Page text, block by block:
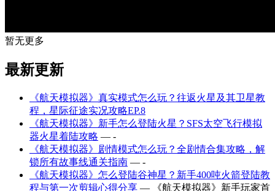
暂无更多
最新更新
《航天模拟器》真实模式怎么玩？往返火星及其卫星教
程，星际征途实况攻略EP.8
《航天模拟器》新手怎么登陆火星？SFS太空飞行模拟
器火星着陆攻略 — -
《航天模拟器》剧情模式怎么玩？全剧情合集攻略，解
锁所有故事线通关指南 — -
《航天模拟器》怎么登陆谷神星？新手400吨火箭登陆教
程与第一次剪辑心得分享 — 《航天模拟器》新手玩家首